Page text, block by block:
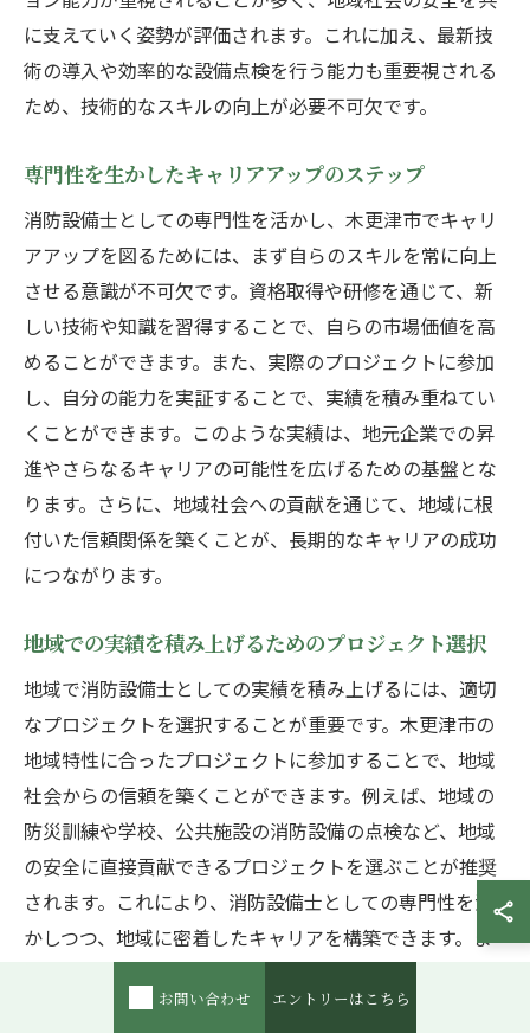
に支えていく姿勢が評価されます。これに加え、最新技
術の導入や効率的な設備点検を行う能力も重要視される
ため、技術的なスキルの向上が必要不可欠です。
専門性を生かしたキャリアアップのステップ
消防設備士としての専門性を活かし、木更津市でキャリ
アアップを図るためには、まず自らのスキルを常に向上
させる意識が不可欠です。資格取得や研修を通じて、新
しい技術や知識を習得することで、自らの市場価値を高
めることができます。また、実際のプロジェクトに参加
し、自分の能力を実証することで、実績を積み重ねてい
くことができます。このような実績は、地元企業での昇
進やさらなるキャリアの可能性を広げるための基盤とな
ります。さらに、地域社会への貢献を通じて、地域に根
付いた信頼関係を築くことが、長期的なキャリアの成功
につながります。
地域での実績を積み上げるためのプロジェクト選択
地域で消防設備士としての実績を積み上げるには、適切
なプロジェクトを選択することが重要です。木更津市の
地域特性に合ったプロジェクトに参加することで、地域
社会からの信頼を築くことができます。例えば、地域の
防災訓練や学校、公共施設の消防設備の点検など、地域
の安全に直接貢献できるプロジェクトを選ぶことが推奨
されます。これにより、消防設備士としての専門性を活
かしつつ、地域に密着したキャリアを構築できます。ま
なキャリアアップに繋がるでしょう。このように、地域
お問い合わせ エントリーはこちら